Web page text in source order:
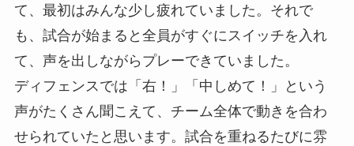
て、最初はみんな少し疲れていました。それで
も、試合が始まると全員がすぐにスイッチを入れ
て、声を出しながらプレーできていました。
ディフェンスでは「右！」「中しめて！」という
声がたくさん聞こえて、チーム全体で動きを合わ
せられていたと思います。試合を重ねるたびに雰